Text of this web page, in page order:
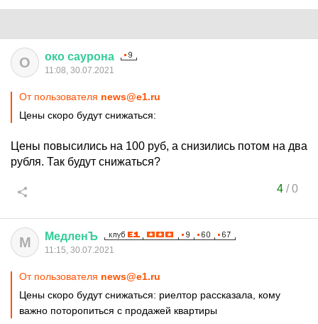
О око саурона
11:08, 30.07.2021
От пользователя news@e1.ru
Цены скоро будут снижаться:
Цены повысились на 100 руб, а снизились потом на два
рубля. Так будут снижаться?
4/0
М МедленЪ
11:15, 30.07.2021
От пользователя news@e1.ru
Цены скоро будут снижаться: риелтор рассказала, кому
важно поторопиться с продажей квартиры